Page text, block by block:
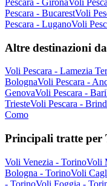
Pescara - BucarestVoli
Pescara - LuganoVoli
Altre destinazioni
Voli Pescara - Lamezia
BolognaVoli Pescara -
GenovaVoli Pescara - Bari
TriesteVoli Pescara -
Como
Principali tratte per
Voli Venezia - TorinoVoli
Bologna - TorinoVoli
- TorinoVoli Foggia -